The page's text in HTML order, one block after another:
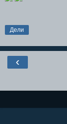
Дели
‹